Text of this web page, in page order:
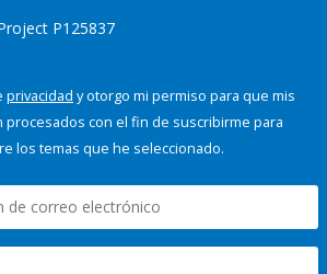
P125837
privacidad y otorgo mi permiso para que mis
con el fin de suscribirme para
los temas que he seleccionado.